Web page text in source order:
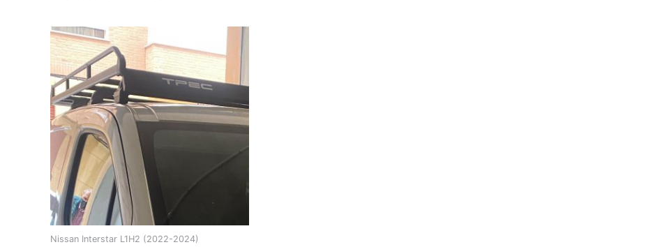
Nissan Interstar L1H2 (2022-2024)